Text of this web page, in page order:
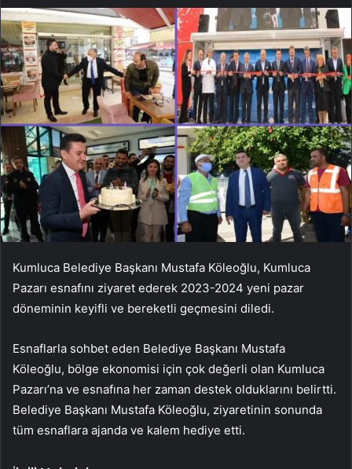
Kumluca Belediye Başkanı Mustafa Köleoğlu, Kumluca
Pazarı esnafını ziyaret ederek 2023-2024 yeni pazar
döneminin keyifli ve bereketli geçmesini diledi.
Esnaflarla sohbet eden Belediye Başkanı Mustafa
Köleoğlu, bölge ekonomisi için çok değerli olan Kumluca
Pazarı’na ve esnafına her zaman destek olduklarını belirtti.
Belediye Başkanı Mustafa Köleoğlu, ziyaretinin sonunda
tüm esnaflara ajanda ve kalem hediye etti.